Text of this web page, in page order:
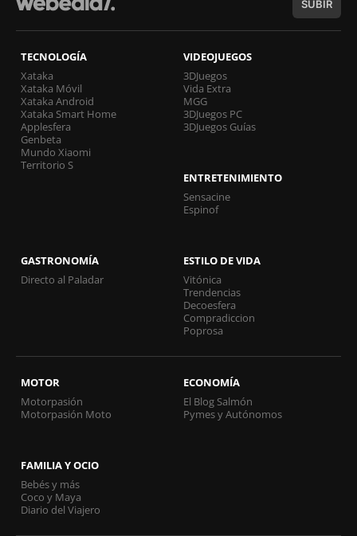
SUBIR
TECNOLOGÍA
Xataka
Xataka Móvil
Xataka Android
Xataka Smart Home
Applesfera
Genbeta
Mundo Xiaomi
Territorio S
VIDEOJUEGOS
3DJuegos
Vida Extra
MGG
3DJuegos PC
3DJuegos Guías
ENTRETENIMIENTO
Sensacine
Espinof
GASTRONOMÍA
Directo al Paladar
ESTILO DE VIDA
Vitónica
Trendencias
Decoesfera
Compradiccion
Poprosa
MOTOR
Motorpasión
Motorpasión Moto
ECONOMÍA
El Blog Salmón
Pymes y Autónomos
FAMILIA Y OCIO
Bebés y más
Coco y Maya
Diario del Viajero